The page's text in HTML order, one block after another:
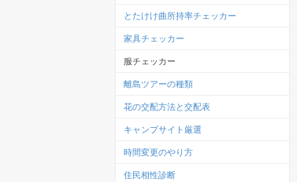
とたけけ曲所持率チェッカー
家具チェッカー
服チェッカー
離島ツアーの種類
花の交配方法と交配表
キャンプサイト厳選
時間変更のやり方
住民相性診断